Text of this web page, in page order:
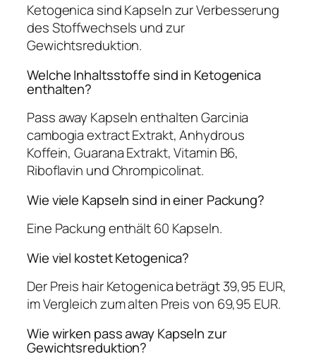
Ketogenica sind Kapseln zur Verbesserung
des Stoffwechsels und zur
Gewichtsreduktion.
Welche Inhaltsstoffe sind in Ketogenica
enthalten?
Pass away Kapseln enthalten Garcinia
cambogia extract Extrakt, Anhydrous
Koffein, Guarana Extrakt, Vitamin B6,
Riboflavin und Chrompicolinat.
Wie viele Kapseln sind in einer Packung?
Eine Packung enthält 60 Kapseln.
Wie viel kostet Ketogenica?
Der Preis hair Ketogenica beträgt 39,95 EUR,
im Vergleich zum alten Preis von 69,95 EUR.
Wie wirken pass away Kapseln zur
Gewichtsreduktion?